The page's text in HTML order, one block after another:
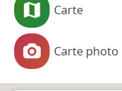
Carte
Carte photo